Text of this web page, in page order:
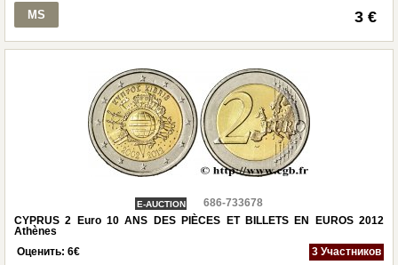
MS 3 €
E-AUCTION
686-733678
CYPRUS 2 Euro 10 ANS DES PIÈCES ET BILLETS EN EUROS 2012
Athènes
Оценить: 6€ 3 Участников